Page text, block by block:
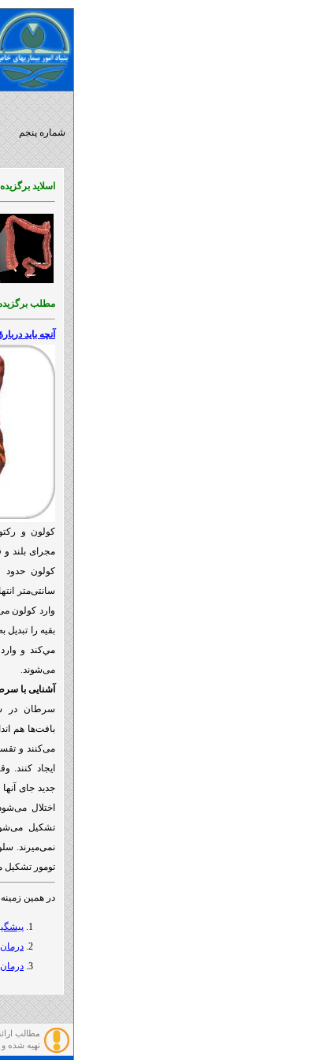
شماره پنجم
اسلاید برگزیده
مطلب
آنچه باید
کولون و
مجرای بلند و
سانتی‌متر
وارد کولون
بقیه را تبدیل
مي‌كند و
می‌شوند.
آشنایی با
سرطان در
بافت‌ها هم
می‌کنند و
ایجاد کنند.
جدید جای
اختلال
تشکیل
نمی‌میرند.
تومور تشکیل
در همین زمینه
مطالب
تهيه شده